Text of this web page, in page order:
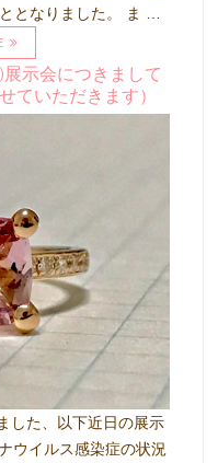
となりました。 ま …
展示会につきまして
ていただきます）
した、以下近日の展示
ウイルス感染症の状況